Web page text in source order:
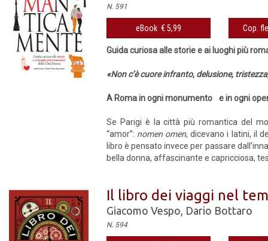
N. 591
eBook € 5,99 Cop.
Guida curiosa alle storie e ai luoghi più
«Non c’è cuore infranto, delusione,
A Roma in ogni monumento e in ogni
Se Parigi è la città più romantica del
“amor”: nomen omen, dicevano i latini, il
libro è pensato invece per passare
bella donna, affascinante e capricciosa,
Il libro dei viaggi nel
Giacomo Vespo, Dario Bottaro
N. 594